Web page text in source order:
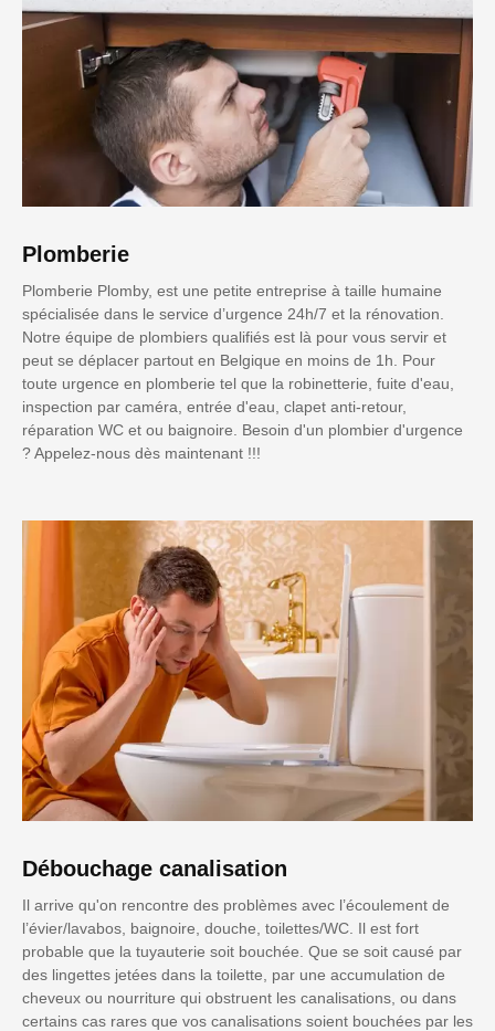
Plomberie
Plomberie Plomby, est une petite entreprise à taille humaine
spécialisée dans le service d’urgence 24h/7 et la rénovation.
Notre équipe de plombiers qualifiés est là pour vous servir et
peut se déplacer partout en Belgique en moins de 1h. Pour
toute urgence en plomberie tel que la robinetterie, fuite d'eau,
inspection par caméra, entrée d'eau, clapet anti-retour,
réparation WC et ou baignoire. Besoin d'un plombier d'urgence
? Appelez-nous dès maintenant !!!
Débouchage canalisation
Il arrive qu'on rencontre des problèmes avec l’écoulement de
l’évier/lavabos, baignoire, douche, toilettes/WC. Il est fort
probable que la tuyauterie soit bouchée. Que se soit causé par
des lingettes jetées dans la toilette, par une accumulation de
cheveux ou nourriture qui obstruent les canalisations, ou dans
certains cas rares que vos canalisations soient bouchées par les